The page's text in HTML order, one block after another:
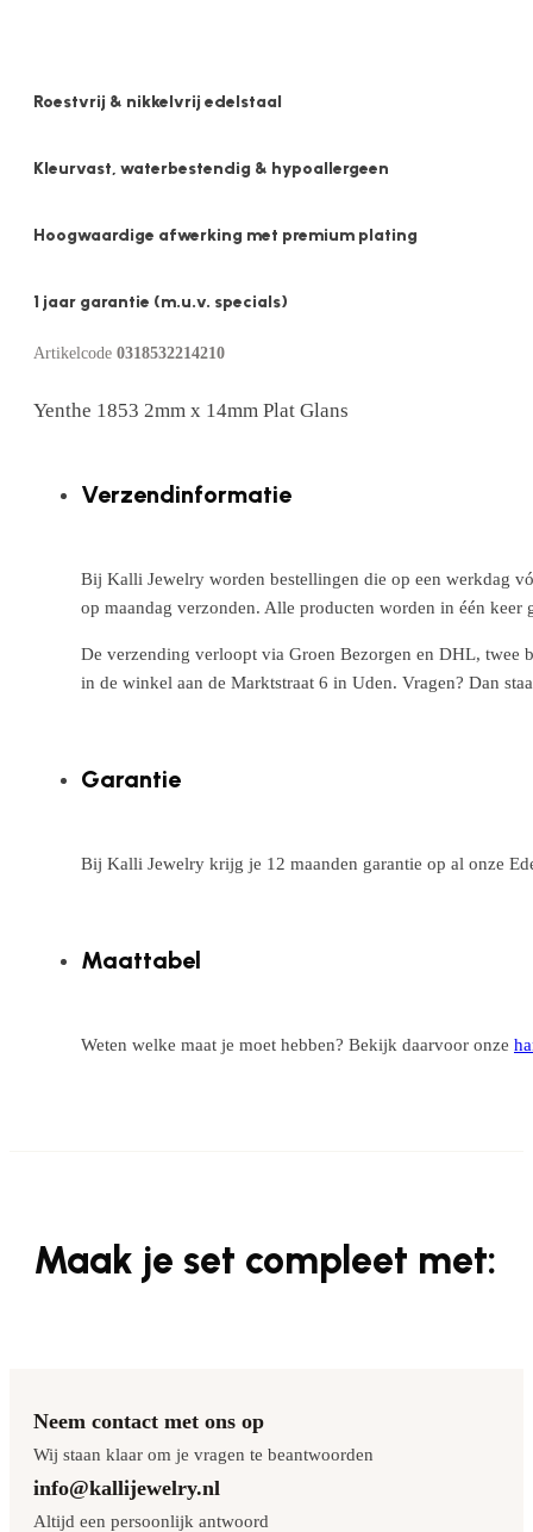
Roestvrij & nikkelvrij edelstaal
Kleurvast, waterbestendig & hypoallergeen
Hoogwaardige afwerking met premium plating
1 jaar garantie (m.u.v. specials)
Artikelcode 0318532214210
Yenthe 1853 2mm x 14mm Plat Glans
Verzendinformatie
Bij Kalli Jewelry worden bestellingen die op een werkdag
op maandag verzonden. Alle producten worden in één
De verzending verloopt via Groen Bezorgen en DHL, twee
in de winkel aan de Marktstraat 6 in Uden. Vragen? Dan
Garantie
Bij Kalli Jewelry krijg je 12 maanden garantie op al onze
Maattabel
Weten welke maat je moet hebben? Bekijk daarvoor onze
Maak je set compleet met:
Neem contact met ons op
Wij staan klaar om je vragen te beantwoorden
info@kallijewelry.nl
Altijd een persoonlijk antwoord